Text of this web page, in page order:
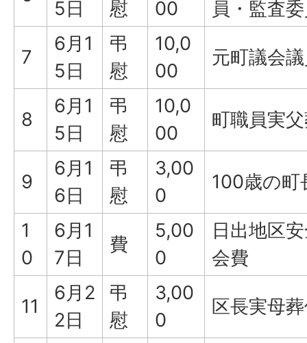
5日
慰
00
員・監査
7
6月1
5日
弔
慰
10,0
00
元町議会
8
6月1
5日
弔
慰
10,0
00
町職員実
9
6月1
6日
弔
慰
3,00
0
100歳の町
1
0
6月1
7日
費
5,00
0
日出地区
会費
11
6月2
2日
弔
慰
3,00
0
区長実母